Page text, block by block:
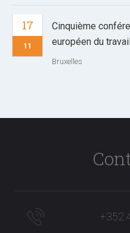
17
11
Cinquième
européen du
Bruxelles
+352